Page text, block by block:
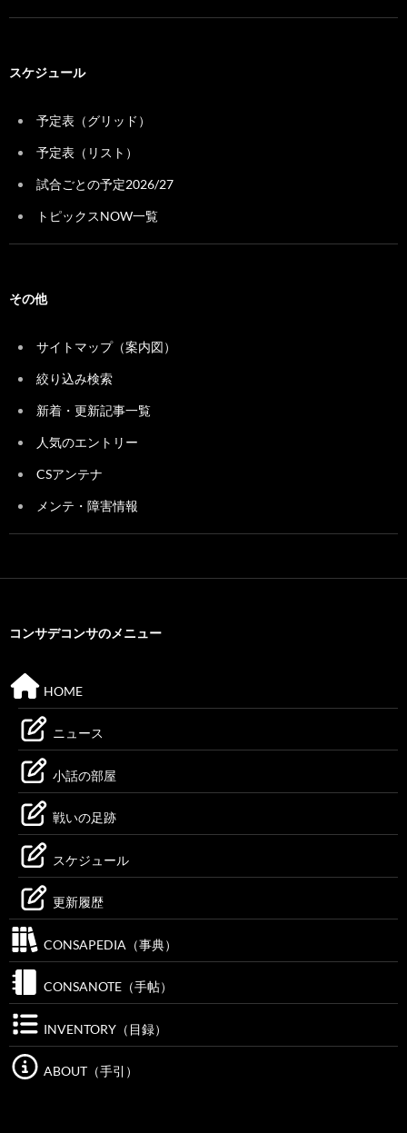
スケジュール
予定表（グリッド）
予定表（リスト）
試合ごとの予定2026/27
トピックスNOW一覧
その他
サイトマップ（案内図）
絞り込み検索
新着・更新記事一覧
人気のエントリー
CSアンテナ
メンテ・障害情報
コンサデコンサのメニュー
HOME
ニュース
小話の部屋
戦いの足跡
スケジュール
更新履歴
CONSAPEDIA（事典）
CONSANOTE（手帖）
INVENTORY（目録）
ABOUT（手引）